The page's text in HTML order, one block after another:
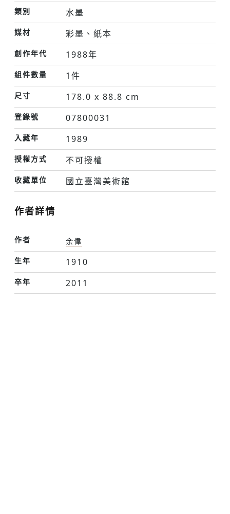
類別 水墨
媒材 彩墨、紙本
創作年代 1988年
組件數量 1件
尺寸 178.0 x 88.8 cm
登錄號 07800031
入藏年 1989
授權方式 不可授權
收藏單位 國立臺灣美術館
作者詳情
作者
余偉
生年
1910
卒年 2011